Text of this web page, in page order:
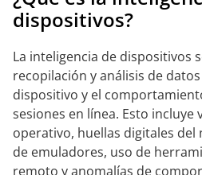
dispositivos?
La inteligencia de dispositivos
recopilación y análisis de
dispositivo y el
sesiones en línea. Esto incluye
operativo, huellas digitales del
de emuladores, uso de
remoto y anomalías de